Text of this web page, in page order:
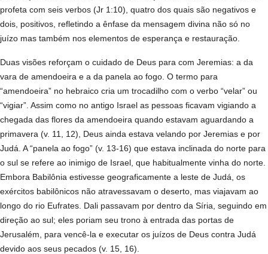
profeta com seis verbos (Jr 1:10), quatro dos quais são negativos e
dois, positivos, refletindo a ênfase da mensagem divina não só no
juízo mas também nos elementos de esperança e restauração.
Duas visões reforçam o cuidado de Deus para com Jeremias: a da
vara de amendoeira e a da panela ao fogo. O termo para
“amendoeira” no hebraico cria um trocadilho com o verbo “velar” ou
“vigiar”. Assim como no antigo Israel as pessoas ficavam vigiando a
chegada das flores da amendoeira quando estavam aguardando a
primavera (v. 11, 12), Deus ainda estava velando por Jeremias e por
Judá. A “panela ao fogo” (v. 13-16) que estava inclinada do norte para
o sul se refere ao inimigo de Israel, que habitualmente vinha do norte.
Embora Babilônia estivesse geograficamente a leste de Judá, os
exércitos babilônicos não atravessavam o deserto, mas viajavam ao
longo do rio Eufrates. Dali passavam por dentro da Síria, seguindo em
direção ao sul; eles poriam seu trono à entrada das portas de
Jerusalém, para vencê-la e executar os juízos de Deus contra Judá
devido aos seus pecados (v. 15, 16).